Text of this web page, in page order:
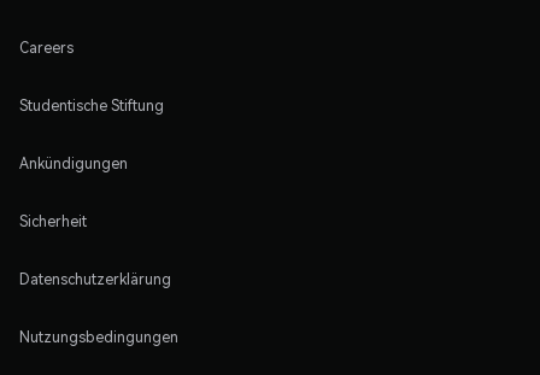
Careers
Studentische Stiftung
Ankündigungen
Sicherheit
Datenschutzerklärung
Nutzungsbedingungen